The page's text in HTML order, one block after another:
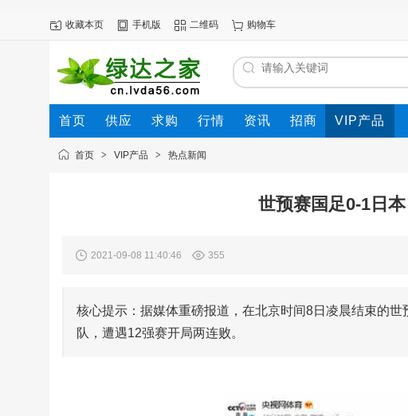
收藏本页 手机版 二维码 购物车
首页 供应 求购 行情 资讯 招商 VIP产品
首页 > VIP产品 > 热点新闻
世预赛国足0-1日
2021-09-08 11:40:46 355
核心提示：据媒体重磅报道，在北京时间8日凌晨结束的
队，遭遇12强赛开局两连败。